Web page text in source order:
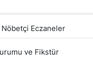
Eczaneler
ve Fikstür